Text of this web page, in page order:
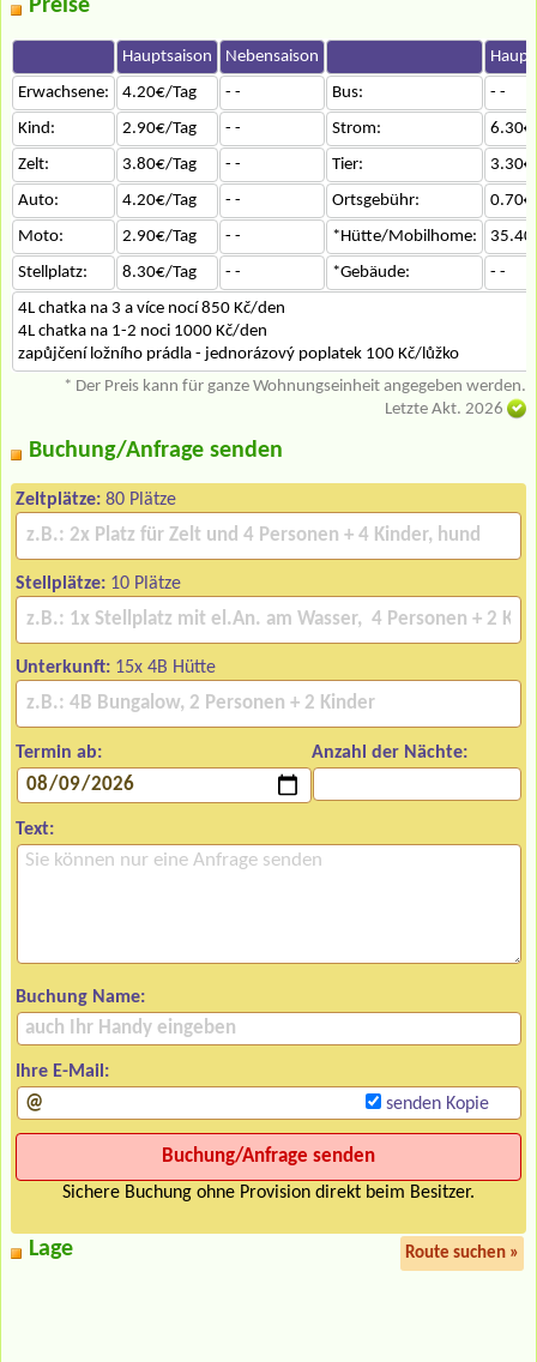
Preise
Hauptsaison Nebensaison
Erwachsene:
4.20€/Tag - - Bus:
- -
Kind:
2.90€/Tag - - Strom:
Zelt:
3.80€/Tag - - Tier:
Auto:
4.20€/Tag - - Ortsgebühr:
Moto:
2.90€/Tag - - *Hütte/Mobilhome:
Stellplatz:
8.30€/Tag - - *Gebäude:
- -
4L chatka na 3 a více nocí 850 Kč/den
4L chatka na 1-2 noci 1000 Kč/den
zapůjčení ložního prádla - jednorázový poplatek 100 Kč/lůžko
* Der Preis kann für ganze Wohnungseinheit angegeben werden.
Letzte Akt. 2026
Buchung/Anfrage senden
Zeltplätze: 80 Plätze
Stellplätze: 10 Plätze
Unterkunft: 15x 4B Hütte
Termin ab: Anzahl der Nächte:
Text:
Buchung Name:
Ihre E-Mail:
senden Kopie
Sichere Buchung ohne Provision direkt beim Besitzer.
Lage Route suchen »